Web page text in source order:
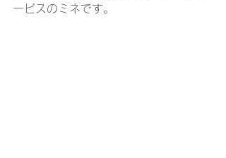
ービスのミネです。